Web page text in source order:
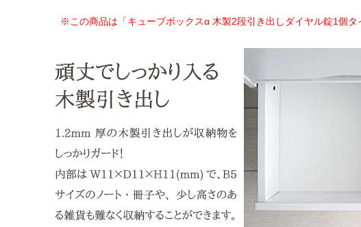
※この商品は「キューブボックスα 木製2段引き出しダイヤル錠1個タ